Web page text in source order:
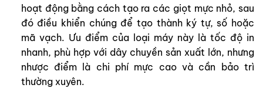
hoạt động bằng cách tạo ra các giọt mực nhỏ, sau
đó điều khiển chúng để tạo thành ký tự, số hoặc
mã vạch. Ưu điểm của loại máy này là tốc độ in
nhanh, phù hợp với dây chuyền sản xuất lớn, nhưng
nhược điểm là chi phí mực cao và cần bảo trì
thường xuyên.